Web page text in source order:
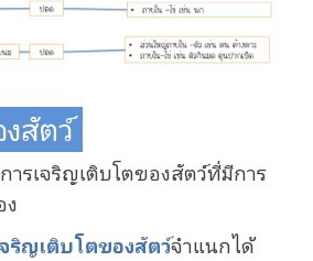
สัตว์
รเจริญเติบโตของสัตว์ที่มีการ
ง
ริญเติบโตของสัตว์จำแนกได้